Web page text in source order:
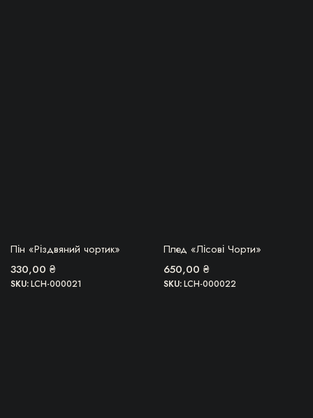
БЕРУ!
Пін «Різдвяний чортик»
330,00 ₴
SKU:LCH-000021
БЕРУ!
Плед «Лісові Чорти»
650,00 ₴
SKU:LCH-000022